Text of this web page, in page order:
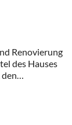
Renovierung
des Hauses